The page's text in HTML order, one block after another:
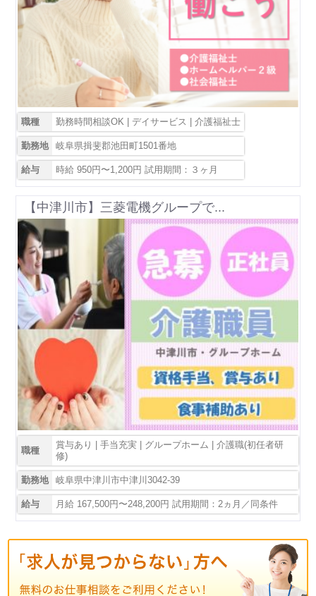
職種 勤務時間相談OK | デイサービス | 介護福祉士
勤務地 岐阜県揖斐郡池田町1501番地
給与 時給 950円〜1,200円 試用期間：３ヶ月
【中津川市】三菱電機グループで...
職種
賞与あり | 手当充実 | グループホーム | 介護職(初任者研
修)
勤務地 岐阜県中津川市中津川3042-39
給与 月給 167,500円〜248,200円 試用期間：2ヵ月／同条件